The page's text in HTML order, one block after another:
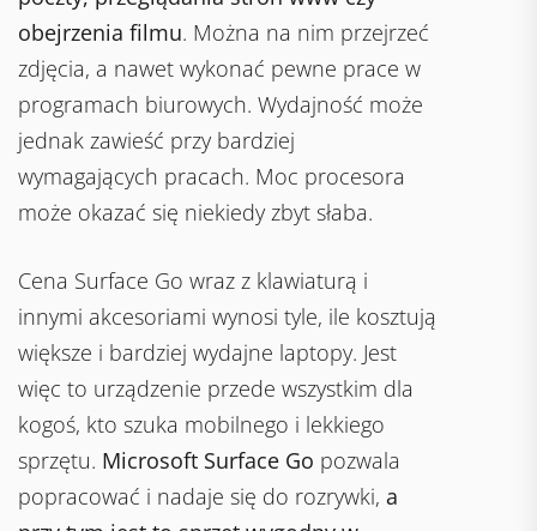
obejrzenia filmu. Można na nim przejrzeć
zdjęcia, a nawet wykonać pewne prace w
programach biurowych. Wydajność może
jednak zawieść przy bardziej
wymagających pracach. Moc procesora
może okazać się niekiedy zbyt słaba.
Cena Surface Go wraz z klawiaturą i
innymi akcesoriami wynosi tyle, ile kosztują
większe i bardziej wydajne laptopy. Jest
więc to urządzenie przede wszystkim dla
kogoś, kto szuka mobilnego i lekkiego
sprzętu. Microsoft Surface Go pozwala
popracować i nadaje się do rozrywki, a